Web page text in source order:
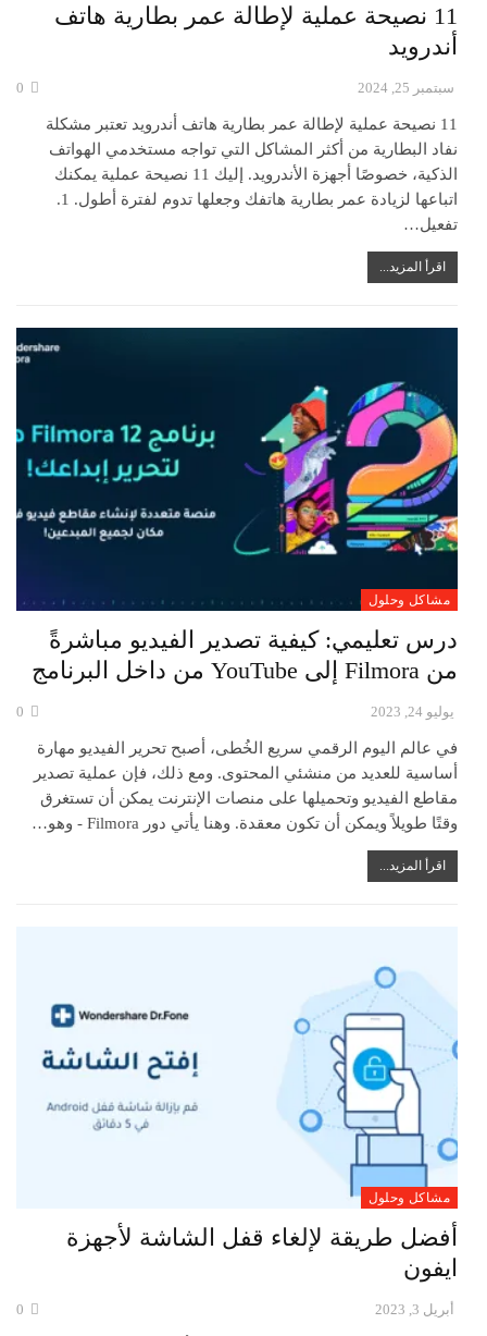
11 نصيحة عملية لإطالة عمر بطارية هاتف
أندرويد
سبتمبر 25, 2024
11 نصيحة عملية لإطالة عمر بطارية هاتف أندرويد تعتبر مشكلة
نفاد البطارية من أكثر المشاكل التي تواجه مستخدمي الهواتف
الذكية، خصوصًا أجهزة الأندرويد. إليك 11 نصيحة عملية يمكنك
اتباعها لزيادة عمر بطارية هاتفك وجعلها تدوم لفترة أطول. 1.
تفعيل…
اقرأ المزيد...
مشاكل وحلول
درس تعليمي: كيفية تصدير الفيديو مباشرةً
من Filmora إلى YouTube من داخل البرنامج
يوليو 24, 2023
في عالم اليوم الرقمي سريع الخُطى، أصبح تحرير الفيديو مهارة
أساسية للعديد من منشئي المحتوى. ومع ذلك، فإن عملية تصدير
مقاطع الفيديو وتحميلها على منصات الإنترنت يمكن أن تستغرق
وقتًا طويلاً ويمكن أن تكون معقدة. وهنا يأتي دور Filmora - وهو…
اقرأ المزيد...
مشاكل وحلول
أفضل طريقة لإلغاء قفل الشاشة لأجهزة
ايفون
أبريل 3, 2023